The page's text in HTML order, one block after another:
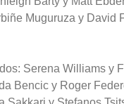
Muguruza y David
Serena Williams y
Bencic y Roger